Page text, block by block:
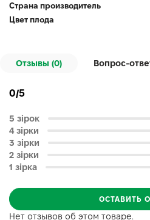
Страна производитель
Цвет плода
Отзывы (0) Вопрос-
Нет отзывов об этом товаре.
0/5
5 зірок
4 зірки
3 зірки
2 зірки
1 зірка
ОСТАВИТЬ